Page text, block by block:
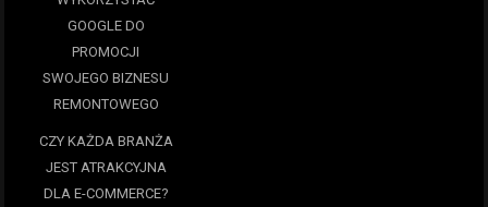
GOOGLE DO
PROMOCJI
SWOJEGO BIZNESU
REMONTOWEGO
CZY KAŻDA BRANŻA
JEST ATRAKCYJNA
DLA E-COMMERCE?